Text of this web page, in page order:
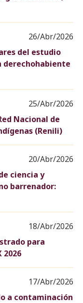
26/Abr/2026
del estudio
derechohabiente
25/Abr/2026
Nacional de
(Renili)
20/Abr/2026
ciencia y
barrenador:
18/Abr/2026
para
2026
17/Abr/2026
a contaminación